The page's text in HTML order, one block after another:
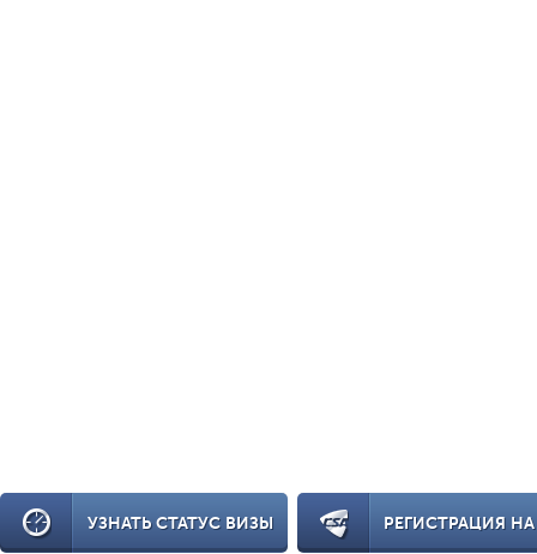
УЗНАТЬ СТАТУС ВИЗЫ РЕГИСТРАЦИЯ НА